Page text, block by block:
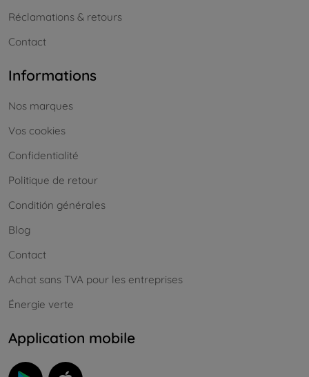
Réclamations & retours
Contact
Informations
Nos marques
Vos cookies
Confidentialité
Politique de retour
Conditión générales
Blog
Contact
Achat sans TVA pour les entreprises
Énergie verte
Application mobile